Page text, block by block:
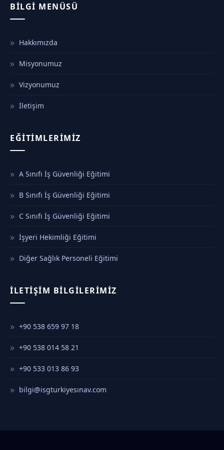
BILGI MENÜSÜ
Hakkımızda
Misyonumuz
Vizyonumuz
İletişim
EĞITIMLERIMIZ
A Sınıfı İş Güvenliği Eğitimi
B Sınıfı İş Güvenliği Eğitimi
C Sınıfı İş Güvenliği Eğitimi
İşyeri Hekimliği Eğitimi
Diğer Sağlık Personeli Eğitimi
İLETIŞIM BILGILERIMIZ
+90 538 659 97 18
+90 538 014 58 21
+90 533 013 86 93
bilgi@isgturkiyesınav.com